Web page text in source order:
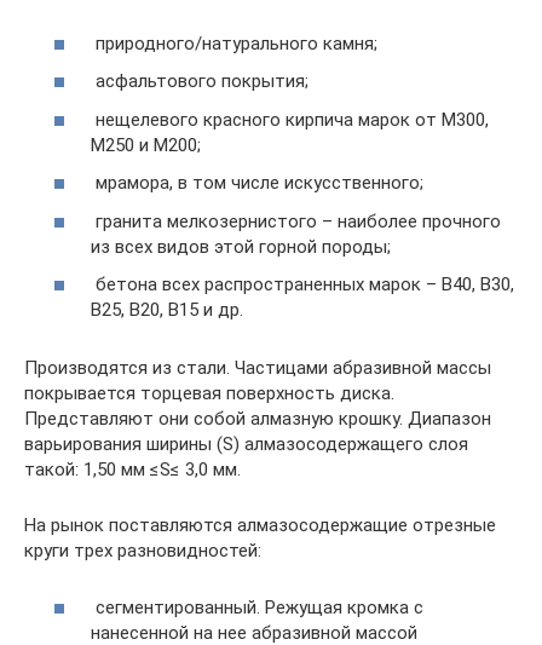
природного/натурального камня;
асфальтового покрытия;
нещелевого красного кирпича марок от М300,
М250 и М200;
мрамора, в том числе искусственного;
гранита мелкозернистого – наиболее прочного
из всех видов этой горной породы;
бетона всех распространенных марок – В40, В30,
В25, В20, В15 и др.
Производятся из стали. Частицами абразивной массы
покрывается торцевая поверхность диска.
Представляют они собой алмазную крошку. Диапазон
варьирования ширины (S) алмазосодержащего слоя
такой: 1,50 мм ≤S≤ 3,0 мм.
На рынок поставляются алмазосодержащие отрезные
круги трех разновидностей:
сегментированный. Режущая кромка с
нанесенной на нее абразивной массой